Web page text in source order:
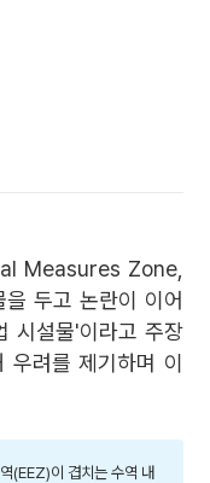
Measures Zone,
두고 논란이 이어
시설물'이라고 주장
려를 제기하며 이
(EEZ)이 겹치는 수역 내